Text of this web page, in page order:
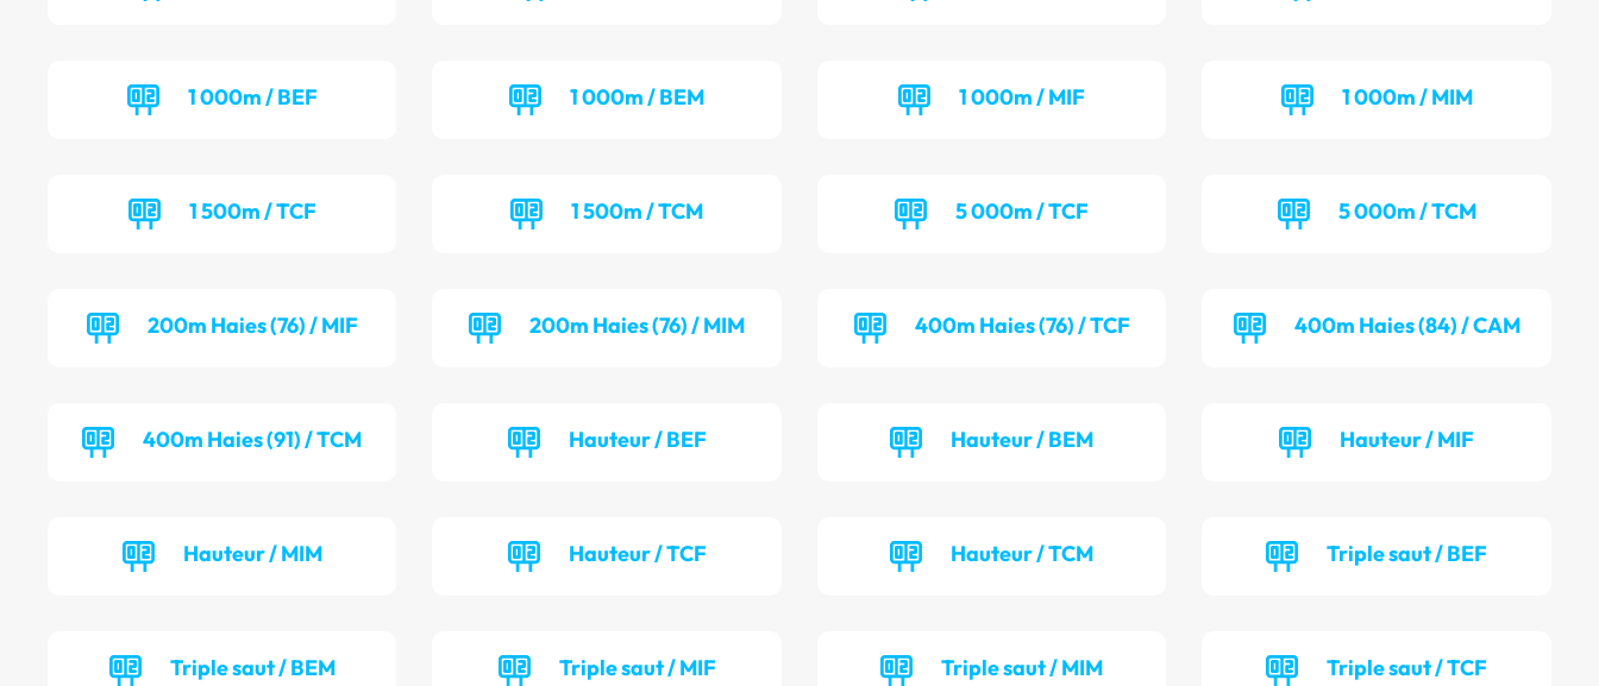
1 000m / BEF 1 000m / BEM 1 000m / MIF 1 000m / MIM
1 500m / TCF 1 500m / TCM 5 000m / TCF 5 000m / TCM
200m Haies (76) / MIF 200m Haies (76) / MIM 400m Haies (76) / TCF 400m Haies (84) / CAM
400m Haies (91) / TCM Hauteur / BEF Hauteur / BEM Hauteur / MIF
Hauteur / MIM Hauteur / TCF Hauteur / TCM Triple saut / BEF
Triple saut / BEM Triple saut / MIF Triple saut / MIM Triple saut / TCF